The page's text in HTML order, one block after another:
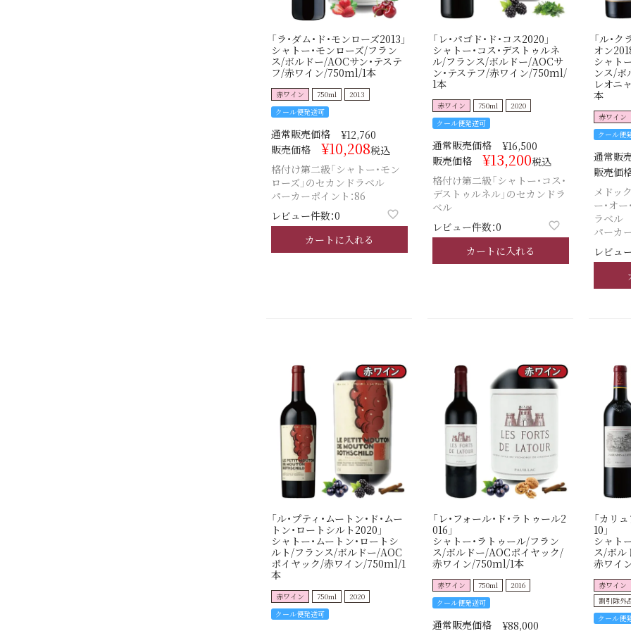
「ラ・ダム・ド・モンローズ2013」
シャトー・モンローズ/フラン
ス/ボルドー/AOCサン・テステ
フ/赤ワイン/750ml/1本
赤ワイン 750ml
2013
クール便発送可
通常販売価格 ¥12,760
販売価格
¥10,208税込
格付け第二級「シャトー・モン
ローズ」のセカンドラベル
パーカーポイント：86
レビュー件数：0
カートに入れる
「レ・パゴド・ド・コス2020」
シャトー・コス・デストゥルネ
ル/フランス/ボルドー/AOCサ
ン・テステフ/赤ワイン/750ml/
1本
赤ワイン 750ml
2020
クール便発送可
通常販売価格 ¥16,500
販売価格
¥13,200税込
格付け第二級「シャトー・コス・
デストゥルネル」のセカンドラ
ベル
レビュー件数：0
カートに入れる
「ル・ク
オン
シャト
ンス/ボ
レオニ
本
赤ワイン
クール便
通常販
販売価
メドッ
ー・オ
ラベル
パーカ
レビュ
「ル・プティ・ムートン・ド・ムー
トン・ロートシルト2020」
シャトー・ムートン・ロートシ
ルト/フランス/ボルドー/AOC
ポイヤック/赤ワイン/750ml/1
本
赤ワイン 750ml
2020
クール便発送可
「レ・フォール・ド・ラトゥール2
016」
シャトー・ラトゥール/フラン
ス/ボルドー/AOCポイヤック/
赤ワイン/750ml/1本
赤ワイン 750ml
2016
クール便発送可
通常販売価格 ¥88,000
「カリ
10」
シャト
ス/ボル
赤ワイ
赤ワイン
割引除外
クール便